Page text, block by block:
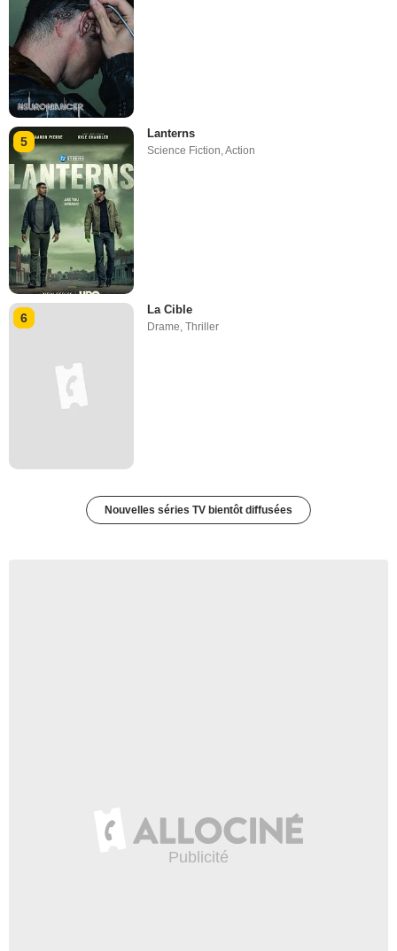
5
Lanterns
Science Fiction,Action
6
La Cible
Drame ,Thriller
Nouvelles séries TV bientôt diffusées